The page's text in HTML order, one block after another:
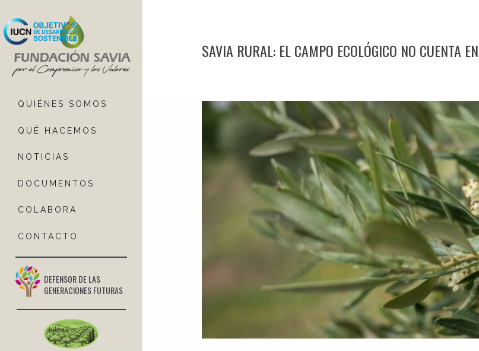
QUIÉNES SOMOS
QUÉ HACEMOS
NOTICIAS
DOCUMENTOS
COLABORA
CONTACTO
DEFENSOR DE LAS
GENERACIONES FUTURAS
SAVIA RURAL: EL CAMPO ECOLÓGICO NO CUENTA